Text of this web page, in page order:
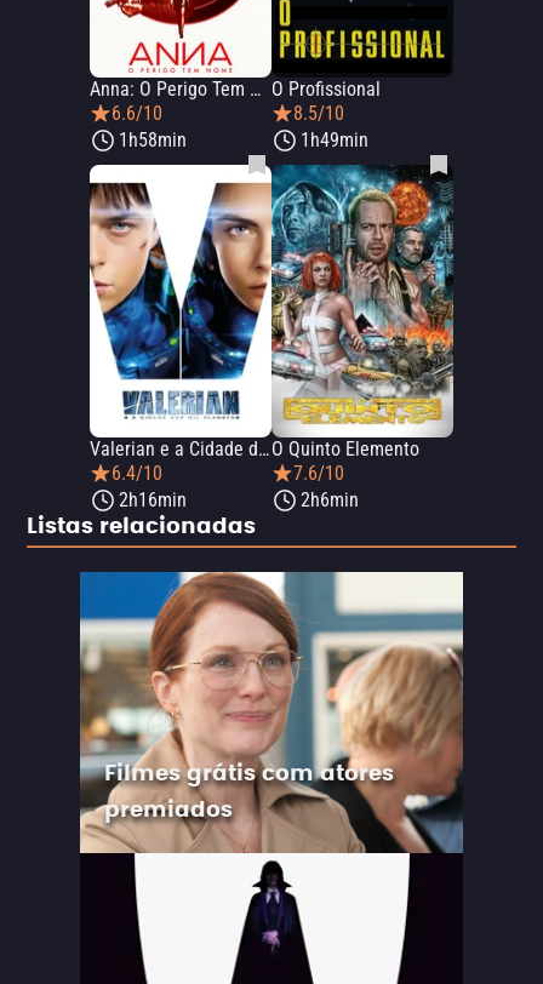
Anna: O Perigo Tem Nome
6.6/10
1h58min
O Profissional
8.5/10
1h49min
Valerian e a Cidade dos Mil Planetas
6.4/10
2h16min
O Quinto Elemento
7.6/10
2h6min
Listas relacionadas
Filmes grátis com atores
premiados